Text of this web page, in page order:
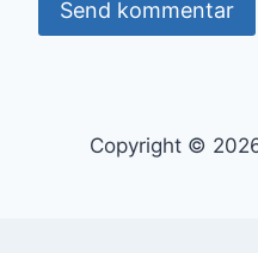
Copyright ©